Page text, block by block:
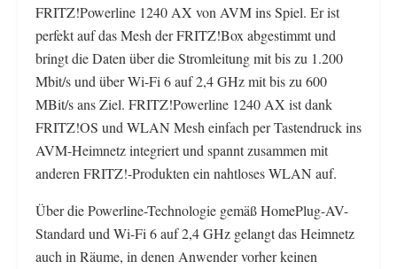
FRITZ!Powerline 1240 AX von AVM ins Spiel. Er ist
perfekt auf das Mesh der FRITZ!Box abgestimmt und
bringt die Daten über die Stromleitung mit bis zu 1.200
Mbit/s und über Wi-Fi 6 auf 2,4 GHz mit bis zu 600
MBit/s ans Ziel. FRITZ!Powerline 1240 AX ist dank
FRITZ!OS und WLAN Mesh einfach per Tastendruck ins
AVM-Heimnetz integriert und spannt zusammen mit
anderen FRITZ!-Produkten ein nahtloses WLAN auf.
Über die Powerline-Technologie gemäß HomePlug-AV-
Standard und Wi-Fi 6 auf 2,4 GHz gelangt das Heimnetz
auch in Räume, in denen Anwender vorher keinen